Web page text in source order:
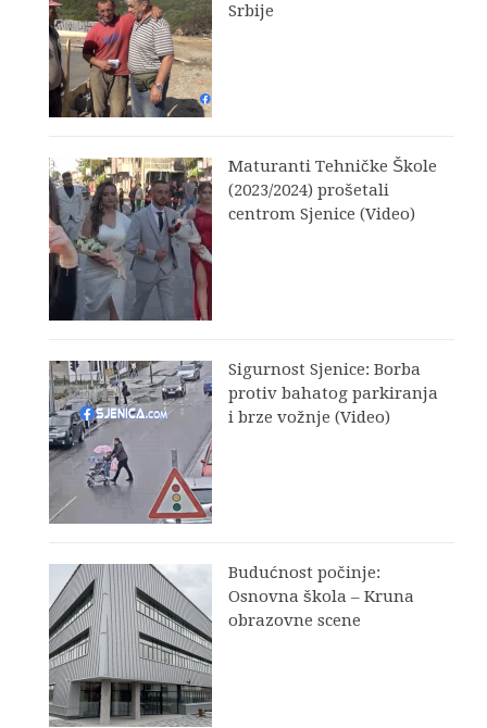
Srbije
Maturanti Tehničke Škole
(2023/2024) prošetali
centrom Sjenice (Video)
Sigurnost Sjenice: Borba
protiv bahatog parkiranja
i brze vožnje (Video)
Budućnost počinje:
Osnovna škola – Kruna
obrazovne scene